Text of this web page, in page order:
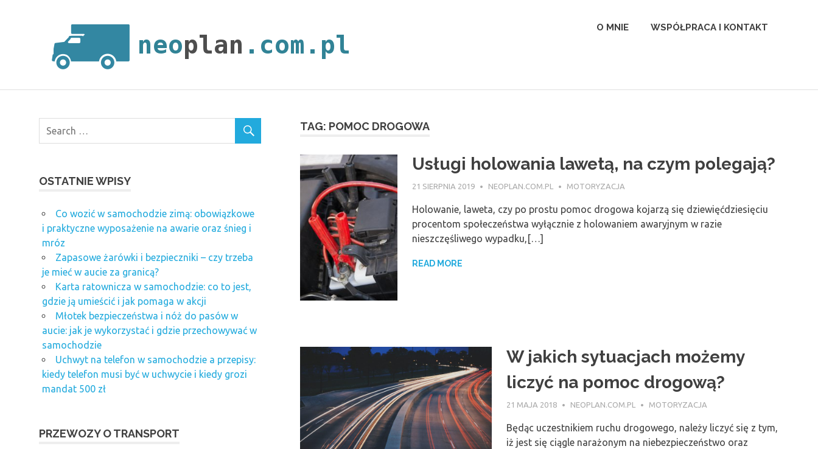
O MNIE WSPÓŁPRACA I KONTAKT
TAG: POMOC DROGOWA
Usługi holowania lawetą, na czym polegają?
21 SIERPNIA 2019 NEOPLAN.COM.PL MOTORYZACJA
Holowanie, laweta, czy po prostu pomoc drogowa kojarzą się dziewięćdziesięciu
procentom społeczeństwa wyłącznie z holowaniem awaryjnym w razie
nieszczęśliwego wypadku,[…]
READ MORE
W jakich sytuacjach możemy
liczyć na pomoc drogową?
21 MAJA 2018 NEOPLAN.COM.PL MOTORYZACJA
Będąc uczestnikiem ruchu drogowego, należy liczyć się z tym,
iż jest się ciągle narażonym na niebezpieczeństwo oraz
OSTATNIE WPISY
Co wozić w samochodzie zimą: obowiązkowe
i praktyczne wyposażenie na awarie oraz śnieg i
mróz
Zapasowe żarówki i bezpieczniki – czy trzeba
je mieć w aucie za granicą?
Karta ratownicza w samochodzie: co to jest,
gdzie ją umieścić i jak pomaga w akcji
Młotek bezpieczeństwa i nóż do pasów w
aucie: jak je wykorzystać i gdzie przechowywać w
samochodzie
Uchwyt na telefon w samochodzie a przepisy:
kiedy telefon musi być w uchwycie i kiedy grozi
mandat 500 zł
PRZEWOZY O TRANSPORT